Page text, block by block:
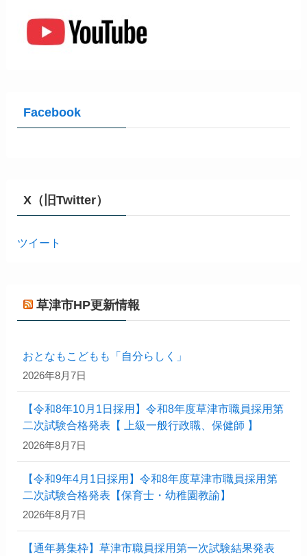
Facebook
X（旧Twitter）
ツイート
草津市HP更新情報
おとなもこどもも「自分らしく」
2026年8月7日
【令和8年10月1日採用】令和8年度草津市職員採用第
二次試験合格発表【 上級一般行政職、保健師 】
2026年8月7日
【令和9年4月1日採用】令和8年度草津市職員採用第
二次試験合格発表【保育士・幼稚園教諭】
2026年8月7日
【通年募集枠】草津市職員採用第一次試験結果発表